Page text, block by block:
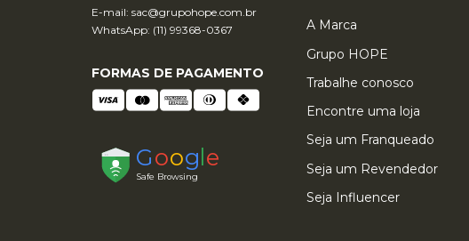
E-mail: sac@grupohope.com.br
WhatsApp: (11) 99368-0367
FORMAS DE PAGAMENTO
A Marca
Grupo HOPE
Trabalhe conosco
Encontre uma loja
Seja um Franqueado
Seja um Revendedor
Seja Influencer